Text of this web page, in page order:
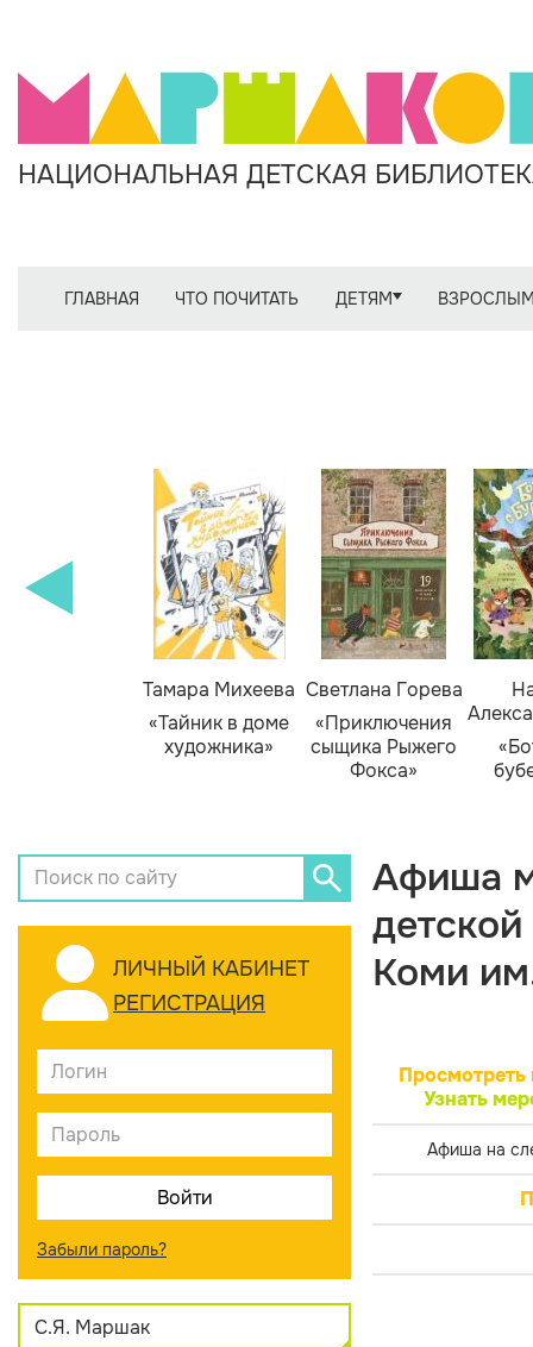
НАЦИОНАЛЬНАЯ ДЕТСКАЯ
ГЛАВНАЯ ЧТО ПОЧИТАТЬ ДЕТЯМ
Тамара Михеева
«Тайник в доме
художника»
Светлана Горева
«Приключения
сыщика Рыжего
Фокса»
ЛИЧНЫЙ КАБИНЕТ
РЕГИСТРАЦИЯ
Забыли пароль?
С.Я. Маршак
Афиша
Коми
Просмотреть
Узнать
Афиша на